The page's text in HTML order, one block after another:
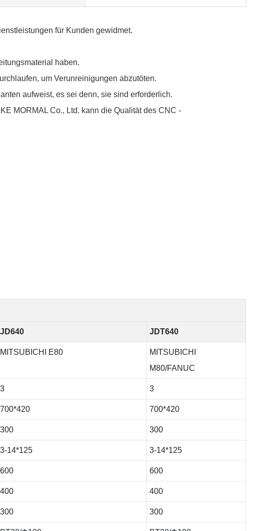
für Kunden gewidmet.
haben.
um Verunreinigungen abzutöten.
aufweist, es sei denn, sie sind erforderlich.
MORMAL Co., Ltd. kann die Qualität des CNC -
JD640 JDT640
MITSUBICHI E80
MITSUBICHI
M80/FANUC
3 3
700*420 700*420
300 300
3-14*125 3-14*125
600 600
400 400
300 300